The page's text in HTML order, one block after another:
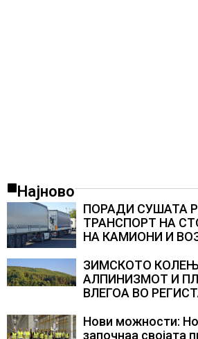
Најново
ПОРАДИ СУШАТА
ТРАНСПОРТ НА
НА КАМИОНИ И
камионџиите да
ЗИМСКОТО
АЛПИНИЗМОТ И
ВЛЕГОА ВО
СЛОВЕНИЈА
Нови можности:
започнаа својата